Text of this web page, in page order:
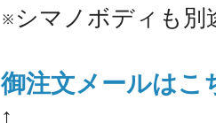
※シマノボディも別
御注文メールはこ
↑